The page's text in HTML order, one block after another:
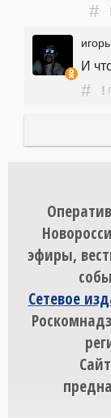
#
И
# !
эфиры,
Сетевое